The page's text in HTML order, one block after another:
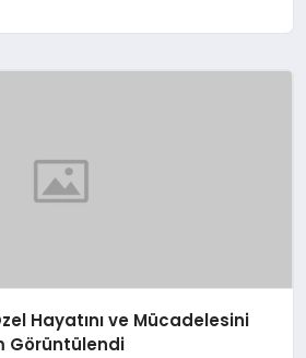
Hayatını ve Mücadelesini
Görüntülendi